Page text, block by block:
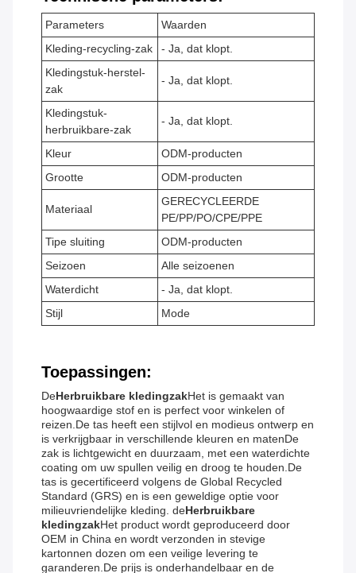
Parameters
Waarden
Kleding-recycling-zak
- Ja, dat klopt.
Kledingstuk-herstel-
zak
- Ja, dat klopt.
Kledingstuk-
herbruikbare-zak
- Ja, dat klopt.
Kleur
ODM-producten
Grootte
ODM-producten
Materiaal
GERECYCLEERDE
PE/PP/PO/CPE/PPE
Tipe sluiting
ODM-producten
Seizoen
Alle seizoenen
Waterdicht
- Ja, dat klopt.
Stijl
Mode
Toepassingen:
DeHerbruikbare kledingzakHet is gemaakt van
hoogwaardige stof en is perfect voor winkelen of
reizen.De tas heeft een stijlvol en modieus ontwerp en
is verkrijgbaar in verschillende kleuren en matenDe
zak is lichtgewicht en duurzaam, met een waterdichte
coating om uw spullen veilig en droog te houden.De
tas is gecertificeerd volgens de Global Recycled
Standard (GRS) en is een geweldige optie voor
milieuvriendelijke kleding. deHerbruikbare
kledingzakHet product wordt geproduceerd door
OEM in China en wordt verzonden in stevige
kartonnen dozen om een veilige levering te
garanderen.De prijs is onderhandelbaar en de